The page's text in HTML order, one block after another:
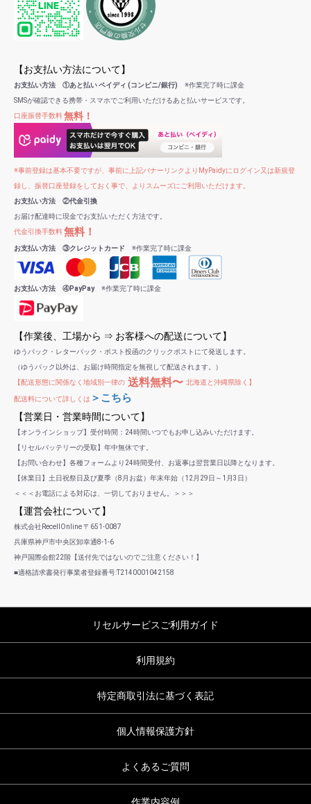
【お支払い方法について】
お支払い方法 ①あと払い ペイディ (コンビニ/銀行) ※作業完了時に課金
SMSが確認できる携帯・スマホでご利用いただけるあと払いサービスです。
口座振替手数料無料！
※事前登録は基本不要ですが、事前に上記バナーリンクよりMyPaidyにログイン又は新規登
録し、振替口座登録をしておく事で、よりスムーズにご利用いただけます。
お支払い方法 ②代金引換
お届け配達時に現金でお支払いただく方法です。
代金引換手数料無料！
お支払い方法 ③クレジットカード ※作業完了時に課金
お支払い方法 ④PayPay※作業完了時に課金
【作業後、工場から ⇒ お客様への配送について】
ゆうパック・レターパック・ポスト投函のクリックポストにて発送します。
（ゆうパック以外は、お届け時間指定を無視して配送されます。）
【配送形態に関係なく地域別一律の 送料無料〜 北海道と沖縄県除く】
配送料について詳しくは ＞こちら
【営業日・営業時間について】
【オンラインショップ】受付時間：24時間いつでもお申し込みいただけます。
【リセルバッテリーの受取】年中無休です。
【お問い合わせ】各種フォームより24時間受付、お返事は翌営業日以降となります。
【休業日】土日祝祭日及び夏季（8月お盆）年末年始（12月29日～1月3日）
＜＜＜お電話による対応は、一切しておりません。＞＞＞
【運営会社について】
株式会社RecellOnline 〒651-0087
兵庫県神戸市中央区卸幸通8-1-6
神戸国際会館22階【送付先ではないのでご注意ください！】
■適格請求書発行事業者登録番号:T2140001042158
リセルサービスご利用ガイド
利用規約
特定商取引法に基づく表記
個人情報保護方針
よくあるご質問